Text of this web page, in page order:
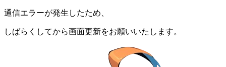
通信エラーが発生したため、
しばらくしてから画面更新をお願いいたします。